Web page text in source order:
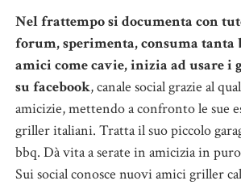
Nel frattempo si documenta con
forum, sperimenta, consuma tanta
amici come cavie, inizia ad usare i
su facebook, canale social grazie al
amicizie, mettendo a confronto le sue
griller italiani. Tratta il suo piccolo
bbq. Dà vita a serate in amicizia in
Sui social conosce nuovi amici griller